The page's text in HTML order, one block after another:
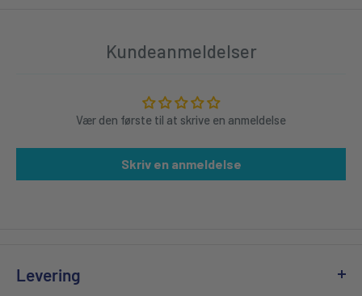
Thule EVO fodstykkerne er fremstillet af højtydende materialer
wingbarerne. De fire fodsætter distribuerer vægten jævnt og
Wingbar EVO barerne i sølv er aerodynamisk formgivet for at
vejrkulde, sol og fugt.
Kundeanmeldelser
Vær den første til at skrive en anmeldelse
Skriv en anmeldelse
Levering